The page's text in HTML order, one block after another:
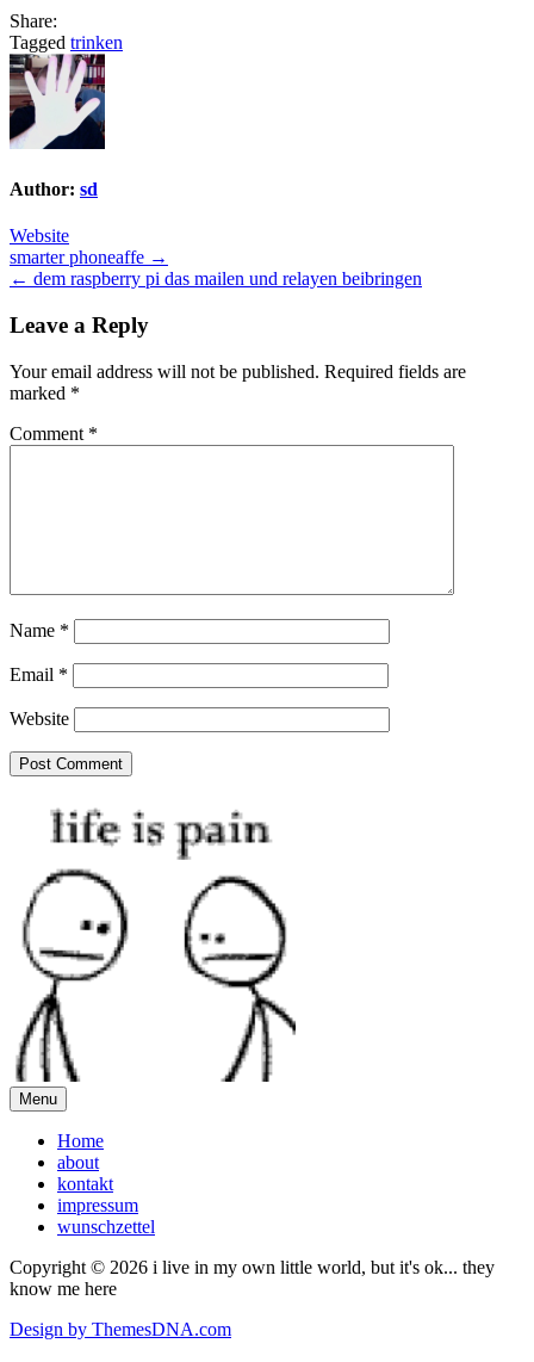
Share:
Tagged trinken
Author: sd
Website
Post
navigation
smarter phoneaffe →
← dem raspberry pi das mailen und relayen beibringen
Leave a Reply
Your email address will not be published. Required fields are
marked *
Comment *
Name *
Email *
Website
Menu
Home
about
kontakt
impressum
wunschzettel
Copyright © 2026 i live in my own little world, but it's ok... they
know me here
Design by ThemesDNA.com